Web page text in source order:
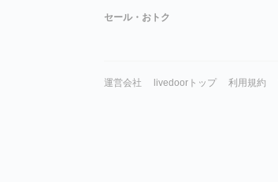
セール・おトク
運営会社 livedoorトップ 利用規約